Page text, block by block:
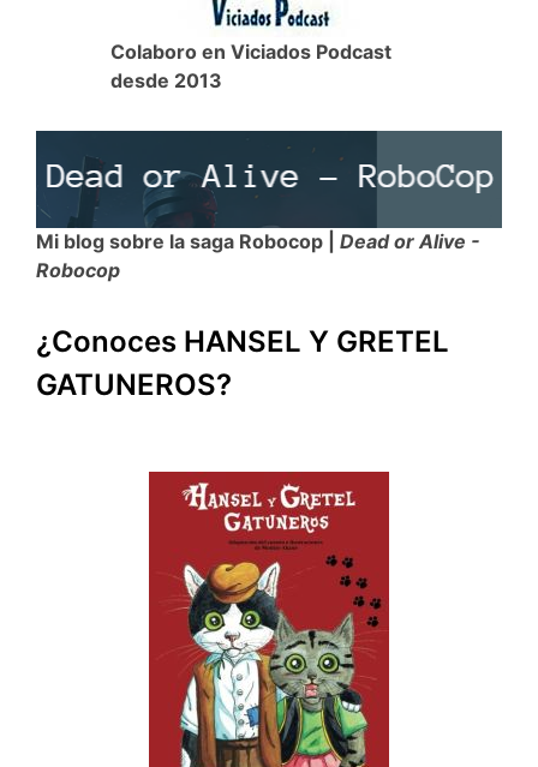
Colaboro en Viciados Podcast
desde 2013
Mi blog sobre la saga Robocop | Dead or Alive -
Robocop
¿Conoces HANSEL Y GRETEL
GATUNEROS?